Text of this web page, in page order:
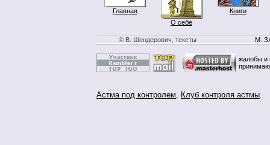
Главная
О себе
Книги
© В. Шендерович, тексты М.
жалобы и
Астма под контролем, Клуб контроля астмы.